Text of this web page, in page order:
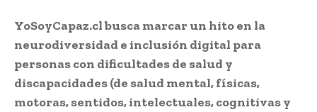
YoSoyCapaz.cl busca marcar un hito en la
neurodiversidad e inclusión digital para
personas con dificultades de salud y
discapacidades (de salud mental, físicas,
motoras, sentidos, intelectuales, cognitivas y